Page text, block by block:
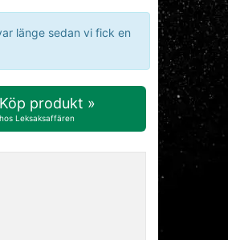
länge sedan vi fick en
Köp produkt »
hos Leksaksaffären